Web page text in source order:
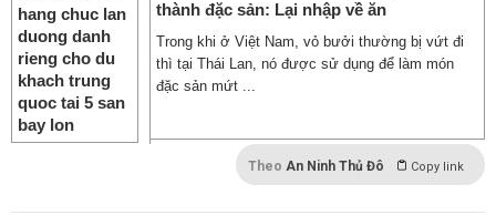
thành đặc sản: Lại nhập về ăn
Trong khi ở Việt Nam, vỏ bưởi thường bị vứt đi
thì tại Thái Lan, nó được sử dụng để làm món
đặc sản mứt ...
Theo An Ninh Thủ Đô Copy link